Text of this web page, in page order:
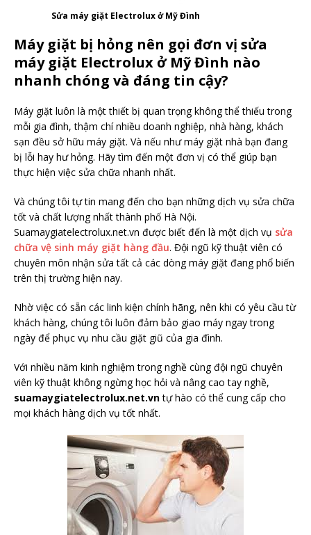
Sửa máy giặt Electrolux ở Mỹ Đình
Máy giặt bị hỏng nên gọi đơn vị sửa
máy giặt Electrolux ở Mỹ Đình nào
nhanh chóng và đáng tin cậy?
Máy giặt luôn là một thiết bị quan trọng không thể thiếu trong
mỗi gia đình, thậm chí nhiều doanh nghiệp, nhà hàng, khách
sạn đều sở hữu máy giặt. Và nếu như máy giặt nhà bạn đang
bị lỗi hay hư hỏng. Hãy tìm đến một đơn vị có thể giúp bạn
thực hiện việc sửa chữa nhanh nhất.
Và chúng tôi tự tin mang đến cho bạn những dịch vụ sửa chữa
tốt và chất lượng nhất thành phố Hà Nội.
Suamaygiatelectrolux.net.vn được biết đến là một dịch vụ sửa
chữa vệ sinh máy giặt hàng đầu. Đội ngũ kỹ thuật viên có
chuyên môn nhận sửa tất cả các dòng máy giặt đang phổ biến
trên thị trường hiện nay.
Nhờ việc có sẵn các linh kiện chính hãng, nên khi có yêu cầu từ
khách hàng, chúng tôi luôn đảm bảo giao máy ngay trong
ngày để phục vụ nhu cầu giặt giũ của gia đình.
Với nhiều năm kinh nghiệm trong nghề cùng đội ngũ chuyên
viên kỹ thuật không ngừng học hỏi và nâng cao tay nghề,
suamaygiatelectrolux.net.vntự hào có thể cung cấp cho
mọi khách hàng dịch vụ tốt nhất.